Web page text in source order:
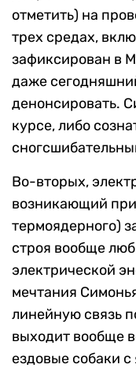
отметить) на
трех средах,
зафиксирован в
даже
денонсировать.
курсе, либо
Во-вторых,
возникающий
термоядерного)
строя вообще
электрической
мечтания
линейную связь
выходит вообще
ездовые собаки